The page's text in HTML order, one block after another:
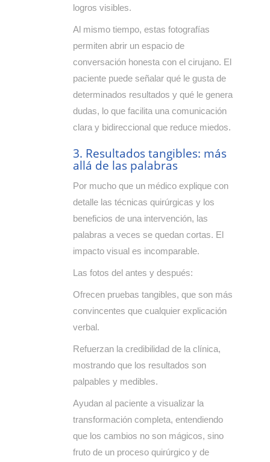
logros visibles.
Al mismo tiempo, estas fotografías
permiten abrir un espacio de
conversación honesta con el cirujano. El
paciente puede señalar qué le gusta de
determinados resultados y qué le genera
dudas, lo que facilita una comunicación
clara y bidireccional que reduce miedos.
3. Resultados tangibles: más
allá de las palabras
Por mucho que un médico explique con
detalle las técnicas quirúrgicas y los
beneficios de una intervención, las
palabras a veces se quedan cortas. El
impacto visual es incomparable.
Las fotos del antes y después:
Ofrecen pruebas tangibles, que son más
convincentes que cualquier explicación
verbal.
Refuerzan la credibilidad de la clínica,
mostrando que los resultados son
palpables y medibles.
Ayudan al paciente a visualizar la
transformación completa, entendiendo
que los cambios no son mágicos, sino
fruto de un proceso quirúrgico y de